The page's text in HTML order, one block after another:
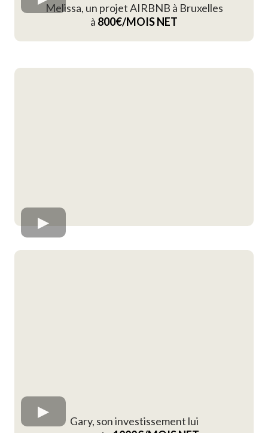
Melissa, un projet AIRBNB à Bruxelles
à 800€/MOIS NET
Gary, son investissement lui